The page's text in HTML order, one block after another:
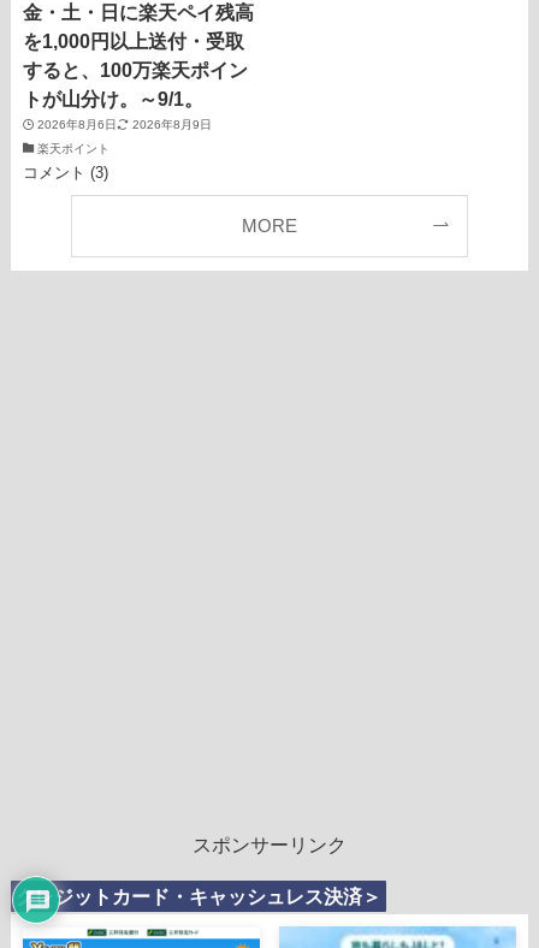
金・土・日に楽天ペイ残高
を1,000円以上送付・受取
すると、100万楽天ポイン
トが山分け。～9/1。
2026年8月6日
2026年8月9日
楽天ポイント
コメント (3)
MORE
スポンサーリンク
クレジットカード・キャッシュレス決済＞